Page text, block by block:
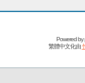
Powered by
繁體中文化由